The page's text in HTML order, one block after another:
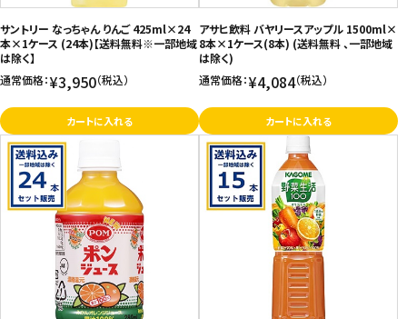
サントリー なっちゃん りんご 425ml×24
本×1ケース (24本)【送料無料※一部地域
は除く】
通常価格：¥3,950（税込）
カートに入れる
アサヒ飲料 バヤリースアップル 1500ml×
8本×1ケース(8本) (送料無料 、一部地域
は除く)
通常価格：¥4,084（税込）
カートに入れる